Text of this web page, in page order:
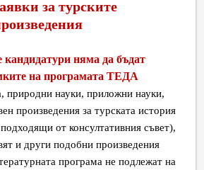
за турските
кандидатури няма да бъдат
на програмата ТЕДА
природни науки, приложни науки,
произведения за турската история
от консултативния съвет),
и други подобни произведения
програма не подлежат на